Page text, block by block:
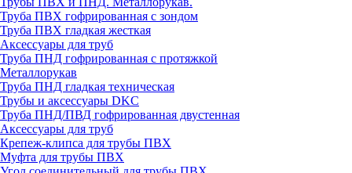
Труба ПВХ гофрированная с зондом
Труба ПВХ гладкая жесткая
Аксессуары для труб
Труба ПНД гофрированная с протяжкой
Металлорукав
Труба ПНД гладкая техническая
Трубы и аксессуары DKC
Труба ПНД/ПВД гофрированная двустенная
Аксессуары для труб
Крепеж-клипса для трубы ПВХ
Муфта для трубы ПВХ